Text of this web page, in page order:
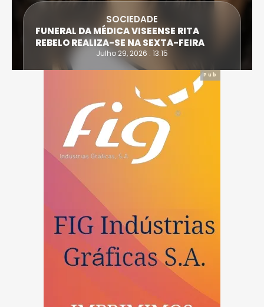
SOCIEDADE
FUNERAL DA MÉDICA VISEENSE RITA
REBELO REALIZA-SE NA SEXTA-FEIRA
Julho 29, 2026 . 13:15
Pub